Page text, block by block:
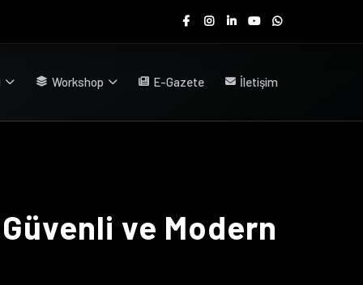
Workshop E-Gazete İletişim
ve Modern